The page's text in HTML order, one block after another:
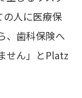
の人に医療保
、歯科保険へ
せん」とPlatz